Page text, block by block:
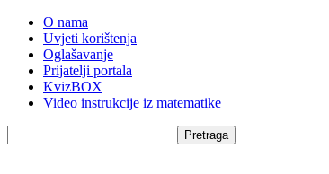
O nama
Uvjeti korištenja
Oglašavanje
Prijatelji portala
KvizBOX
Video instrukcije iz matematike
Pretraga